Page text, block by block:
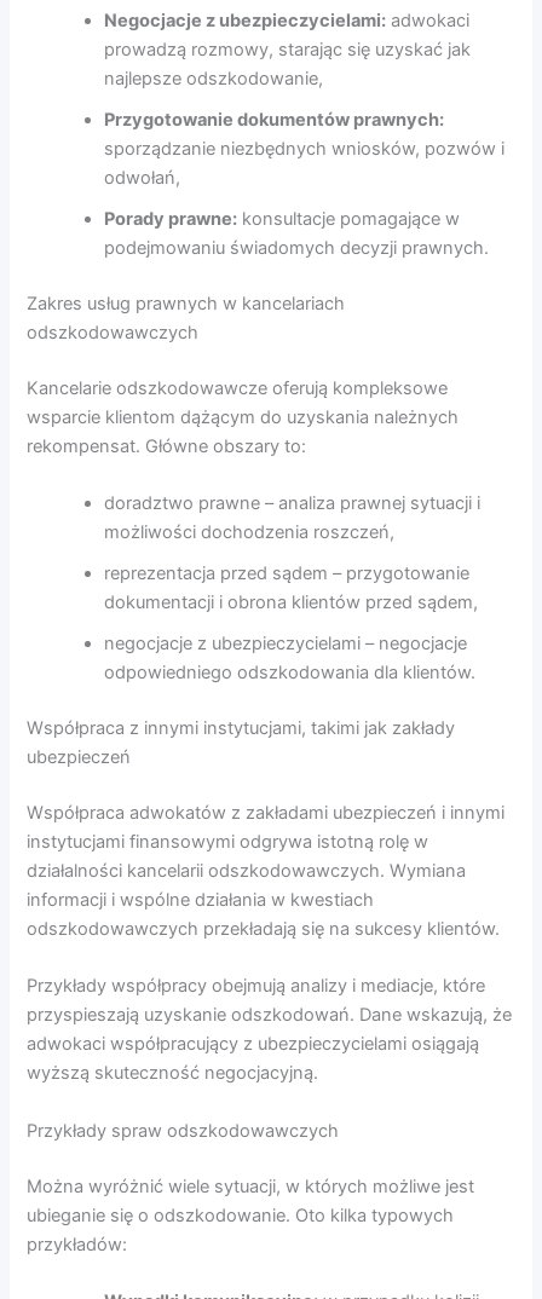
Negocjacje z ubezpieczycielami: adwokaci
prowadzą rozmowy, starając się uzyskać jak
najlepsze odszkodowanie,
Przygotowanie dokumentów prawnych:
sporządzanie niezbędnych wniosków, pozwów i
odwołań,
Porady prawne: konsultacje pomagające w
podejmowaniu świadomych decyzji prawnych.
Zakres usług prawnych w kancelariach
odszkodowawczych
Kancelarie odszkodowawcze oferują kompleksowe
wsparcie klientom dążącym do uzyskania należnych
rekompensat. Główne obszary to:
doradztwo prawne – analiza prawnej sytuacji i
możliwości dochodzenia roszczeń,
reprezentacja przed sądem – przygotowanie
dokumentacji i obrona klientów przed sądem,
negocjacje z ubezpieczycielami – negocjacje
odpowiedniego odszkodowania dla klientów.
Współpraca z innymi instytucjami, takimi jak zakłady
ubezpieczeń
Współpraca adwokatów z zakładami ubezpieczeń i innymi
instytucjami finansowymi odgrywa istotną rolę w
działalności kancelarii odszkodowawczych. Wymiana
informacji i wspólne działania w kwestiach
odszkodowawczych przekładają się na sukcesy klientów.
Przykłady współpracy obejmują analizy i mediacje, które
przyspieszają uzyskanie odszkodowań. Dane wskazują, że
adwokaci współpracujący z ubezpieczycielami osiągają
wyższą skuteczność negocjacyjną.
Przykłady spraw odszkodowawczych
Można wyróżnić wiele sytuacji, w których możliwe jest
ubieganie się o odszkodowanie. Oto kilka typowych
przykładów: